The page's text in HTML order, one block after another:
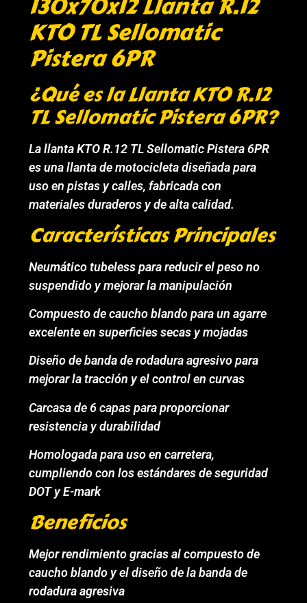
KTO TL Sellomatic
Pistera 6PR
¿Qué es la Llanta KTO R.12
TL Sellomatic Pistera 6PR?
La llanta KTO R.12 TL Sellomatic Pistera 6PR
es una llanta de motocicleta diseñada para
uso en pistas y calles, fabricada con
materiales duraderos y de alta calidad.
Características Principales
Neumático tubeless para reducir el peso no
suspendido y mejorar la manipulación
Compuesto de caucho blando para un agarre
excelente en superficies secas y mojadas
Diseño de banda de rodadura agresivo para
mejorar la tracción y el control en curvas
Carcasa de 6 capas para proporcionar
resistencia y durabilidad
Homologada para uso en carretera,
cumpliendo con los estándares de seguridad
DOT y E-mark
Beneficios
Mejor rendimiento gracias al compuesto de
caucho blando y el diseño de la banda de
rodadura agresiva